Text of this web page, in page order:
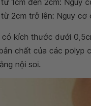
1cm đến 2cm: Nguy
2cm trở lên: Nguy cơ
có kích thước dưới
chất của các polyp
nội soi.